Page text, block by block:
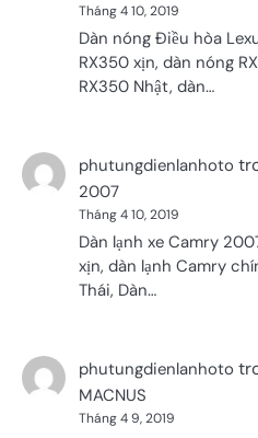
Tháng 4 10, 2019
Dàn nóng Điều hòa
RX350 xịn, dàn nóng
RX350 Nhật, dàn…
phutungdienlanhoto
2007
Tháng 4 10, 2019
Dàn lạnh xe Camry
xịn, dàn lạnh Camry
Thái, Dàn…
phutungdienlanhoto
MACNUS
Tháng 4 9, 2019